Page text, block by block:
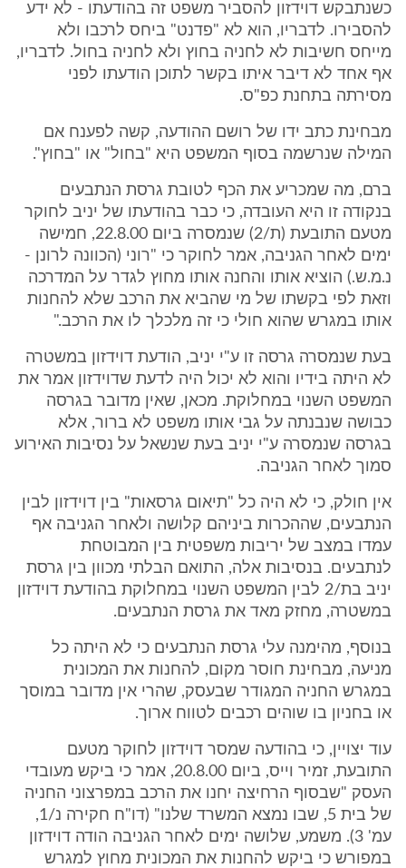
כשנתבקש דוידזון להסביר משפט זה בהודעתו - לא ידע
להסבירו. לדבריו, הוא לא "פדנט" ביחס לרכבו ולא
מייחס חשיבות לא לחניה בחוץ ולא לחניה בחול. לדבריו,
אף אחד לא דיבר איתו בקשר לתוכן הודעתו לפני
מסירתה בתחנת כפ"ס.
מבחינת כתב ידו של רושם ההודעה, קשה לפענח אם
המילה שנרשמה בסוף המשפט היא "בחול" או "בחוץ".
ברם, מה שמכריע את הכף לטובת גרסת הנתבעים
בנקודה זו היא העובדה, כי כבר בהודעתו של יניב לחוקר
מטעם התובעת (ת/2) שנמסרה ביום 22.8.00, חמישה
ימים לאחר הגניבה, אמר לחוקר כי "רוני (הכוונה לרונן -
נ.מ.ש.) הוציא אותו והחנה אותו מחוץ לגדר על המדרכה
וזאת לפי בקשתו של מי שהביא את הרכב שלא להחנות
אותו במגרש שהוא חולי כי זה מלכלך לו את הרכב."
בעת שנמסרה גרסה זו ע"י יניב, הודעת דוידזון במשטרה
לא היתה בידיו והוא לא יכול היה לדעת שדוידזון אמר את
המשפט השנוי במחלוקת. מכאן, שאין מדובר בגרסה
כבושה שנבנתה על גבי אותו משפט לא ברור, אלא
בגרסה שנמסרה ע"י יניב בעת שנשאל על נסיבות האירוע
סמוך לאחר הגניבה.
אין חולק, כי לא היה כל "תיאום גרסאות" בין דוידזון לבין
הנתבעים, שההכרות ביניהם קלושה ולאחר הגניבה אף
עמדו במצב של יריבות משפטית בין המבוטחת
לנתבעים. בנסיבות אלה, התואם הבלתי מכוון בין גרסת
יניב בת/2 לבין המשפט השנוי במחלוקת בהודעת דוידזון
במשטרה, מחזק מאד את גרסת הנתבעים.
בנוסף, מהימנה עלי גרסת הנתבעים כי לא היתה כל
מניעה, מבחינת חוסר מקום, להחנות את המכונית
במגרש החניה המגודר שבעסק, שהרי אין מדובר במוסך
או בחניון בו שוהים רכבים לטווח ארוך.
עוד יצויין, כי בהודעה שמסר דוידזון לחוקר מטעם
התובעת, זמיר וייס, ביום 20.8.00, אמר כי ביקש מעובדי
העסק "שבסוף הרחיצה יחנו את הרכב במפרצוני החניה
של בית 5, שבו נמצא המשרד שלנו" (דו"ח חקירה נ/1,
עמ' 3). משמע, שלושה ימים לאחר הגניבה הודה דוידזון
במפורש כי ביקש להחנות את המכונית מחוץ למגרש